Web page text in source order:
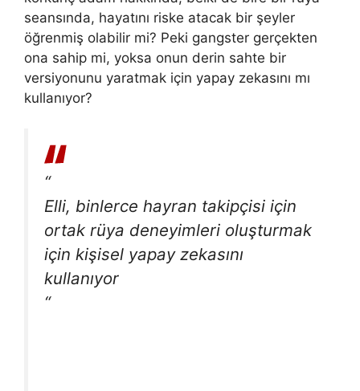
seansında, hayatını riske atacak bir şeyler
öğrenmiş olabilir mi? Peki gangster gerçekten
ona sahip mi, yoksa onun derin sahte bir
versiyonunu yaratmak için yapay zekasını mı
kullanıyor?
“
Elli, binlerce hayran takipçisi için
ortak rüya deneyimleri oluşturmak
için kişisel yapay zekasını
kullanıyor
“